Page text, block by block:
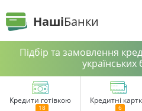
НашіБанки
Підбір та замовлення
українських
Кредити готівкою Кредитні